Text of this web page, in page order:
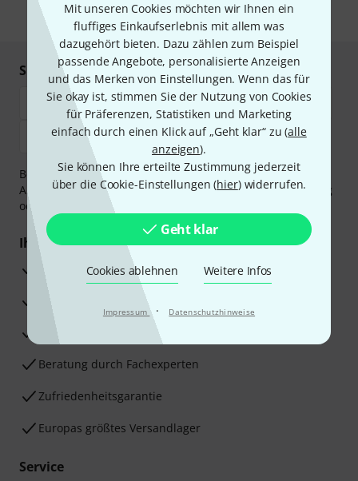
Mit unseren Cookies möchten wir Ihnen ein
fluffiges Einkaufserlebnis mit allem was
dazugehört bieten. Dazu zählen zum Beispiel
passende Angebote, personalisierte Anzeigen
und das Merken von Einstellungen. Wenn das für
Sie okay ist, stimmen Sie der Nutzung von Cookies
für Präferenzen, Statistiken und Marketing
einfach durch einen Klick auf „Geht klar“ zu (alle
anzeigen).
Sie können Ihre erteilte Zustimmung jederzeit
über die Cookie-Einstellungen (hier) widerrufen.
Geht klar
Cookies ablehnen Weitere Infos
Impressum · Datenschutzhinweise
* Pflichtfeld
Sicher einkaufen & bezahlen
Bezahlen Sie vertraulich und sicher per Vorkasse, PayPal,
Amazon Pay,Klarna Sofort bezahlen ,Klarna Ratenzahlung
oder Kreditkarte.
Ihre Vorteile
3 Jahre Thomann Garantie
30 Tage Money-Back-Garantie
Beratung durch Fachexperten
Zufriedenheitsgarantie
Europas größtes Versandlager
Service